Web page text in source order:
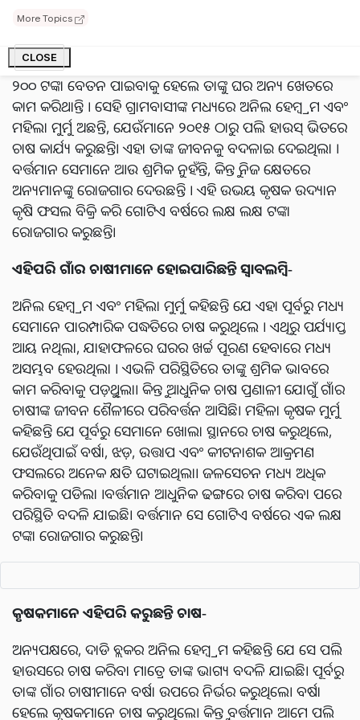
More Topics
CLOSE
ଏବେ ପଲି ହାଉସ୍ ଭିତରେ ଚାଷ ଆରମ୍ଭ କରିଛନ୍ତି। ଏହା ଏହି
ଚାଷୀଙ୍କ ଭାଗ୍ୟ ବଦଳାଇ ଦେଇଛି । ଯେତେବେଳେ କି, ଏହି ଗାଁର
କୃଷକମାନେ ପୂର୍ବରୁ ଶ୍ରମିକ ଭାବରେ କାମ କରୁଥିଲେ ।ଦୈନିକ
୨୦୦ ଟଙ୍କା ବେତନ ପାଇବାକୁ ହେଲେ ତାଙ୍କୁ ଘର ଅନ୍ୟ ଖେତରେ
କାମ କରିଥାନ୍ତି । ସେହି ଗ୍ରାମବାସୀଙ୍କ ମଧ୍ୟରେ ଅନିଲ ହେମ୍ବ୍ରମ ଏବଂ
ମହିଲା ମୁର୍ମୁ ଅଛନ୍ତି, ଯେଉଁମାନେ ୨୦୧୫ ଠାରୁ ପଲି ହାଉସ୍ ଭିତରେ
ଚାଷ କାର୍ଯ୍ୟ କରୁଛନ୍ତି। ଏହା ତାଙ୍କ ଜୀବନକୁ ବଦଳାଇ ଦେଇଥିଲା ।
ବର୍ତ୍ତମାନ ସେମାନେ ଆଉ ଶ୍ରମିକ ନୁହଁନ୍ତି, କିନ୍ତୁ ନିଜ କ୍ଷେତରେ
ଅନ୍ୟମାନଙ୍କୁ ରୋଜଗାର ଦେଉଛନ୍ତି । ଏହି ଉଭୟ କୃଷକ ଉଦ୍ୟାନ
କୃଷି ଫସଲ ବିକ୍ରି କରି ଗୋଟିଏ ବର୍ଷରେ ଲକ୍ଷ ଲକ୍ଷ ଟଙ୍କା
ରୋଜଗାର କରୁଛନ୍ତି।
ଏହିପରି ଗାଁର ଚାଷୀମାନେ ହୋଇପାରିଛନ୍ତି ସ୍ୱାବଲମ୍ବି-
ଅନିଲ ହେମ୍ବ୍ରମ ଏବଂ ମହିଲା ମୁର୍ମୁ କହିଛନ୍ତି ଯେ ଏହା ପୂର୍ବରୁ ମଧ୍ୟ
ସେମାନେ ପାରମ୍ପାରିକ ପଦ୍ଧତିରେ ଚାଷ କରୁଥିଲେ । ଏଥିରୁ ପର୍ଯ୍ୟାପ୍ତ
ଆୟ ନଥିଲା, ଯାହାଫଳରେ ଘରର ଖର୍ଚ୍ଚ ପୂରଣ ହେବାରେ ମଧ୍ୟ
ଅସମ୍ଭବ ହେଉଥିଲା । ଏଭଳି ପରିସ୍ଥିତିରେ ତାଙ୍କୁ ଶ୍ରମିକ ଭାବରେ
କାମ କରିବାକୁ ପଡ଼ୁଥିଲା। କିନ୍ତୁ ଆଧୁନିକ ଚାଷ ପ୍ରଣାଳୀ ଯୋଗୁଁ ଗାଁର
ଚାଷୀଙ୍କ ଜୀବନ ଶୈଳୀରେ ପରିବର୍ତ୍ତନ ଆସିଛି। ମହିଳା କୃଷକ ମୁର୍ମୁ
କହିଛନ୍ତି ଯେ ପୂର୍ବରୁ ସେମାନେ ଖୋଲା ସ୍ଥାନରେ ଚାଷ କରୁଥିଲେ,
ଯେଉଁଥିପାଇଁ ବର୍ଷା, ଝଡ଼, ଉତ୍ତାପ ଏବଂ କୀଟନାଶକ ଆକ୍ରମଣ
ଫସଲରେ ଅନେକ କ୍ଷତି ଘଟାଇଥିଲା। ଜଳସେଚନ ମଧ୍ୟ ଅଧିକ
କରିବାକୁ ପଡିଲା ।ବର୍ତ୍ତମାନ ଆଧୁନିକ ଢଙ୍ଗରେ ଚାଷ କରିବା ପରେ
ପରିସ୍ଥିତି ବଦଳି ଯାଇଛି। ବର୍ତ୍ତମାନ ସେ ଗୋଟିଏ ବର୍ଷରେ ଏକ ଲକ୍ଷ
ଟଙ୍କା ରୋଜଗାର କରୁଛନ୍ତି।
କୃଷକମାନେ ଏହିପରି କରୁଛନ୍ତି ଚାଷ-
ଅନ୍ୟପକ୍ଷରେ, ଦାଡି ବ୍ଲକର ଅନିଲ ହେମ୍ବ୍ରମ କହିଛନ୍ତି ଯେ ସେ ପଲି
ହାଉସରେ ଚାଷ କରିବା ମାତ୍ରେ ତାଙ୍କ ଭାଗ୍ୟ ବଦଳି ଯାଇଛି। ପୂର୍ବରୁ
ତାଙ୍କ ଗାଁର ଚାଷୀମାନେ ବର୍ଷା ଉପରେ ନିର୍ଭର କରୁଥିଲେ। ବର୍ଷା
ହେଲେ କୃଷକମାନେ ଚାଷ କରୁଥିଲେ। କିନ୍ତୁ ବର୍ତ୍ତମାନ ଆମେ ପଲି